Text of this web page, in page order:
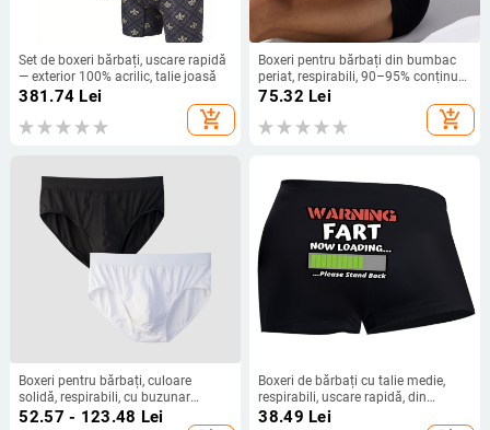
Set de boxeri bărbați, uscare rapidă
— exterior 100% acrilic, talie joasă
381.74 Lei
add_shopping_cart
Boxeri pentru bărbați din bumbac
periat, respirabili, 90–95% conținut
de bumbac, țesătură tricotată, talie
75.32 Lei
add_shopping_cart
Boxeri pentru bărbați, culoare
solidă, respirabili, cu buzunar
frontal spațios, pentru purtare
52.57 - 123.48 Lei
Boxeri de bărbați cu talie medie,
respirabili, uscare rapidă, din
poliester tricotat, cu imprimeu text
38.49 Lei